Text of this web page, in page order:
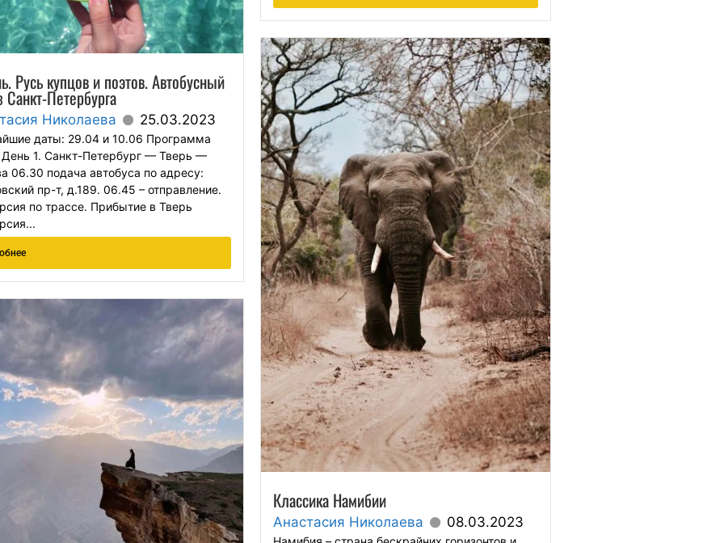
Русь купцов и поэтов. Автобусный
Санкт-Петербурга
Николаева 25.03.2023
даты: 29.04 и 10.06 Программа
1. Санкт-Петербург — Тверь —
06.30 подача автобуса по адресу:
пр-т, д.189. 06.45 – отправление.
по трассе. Прибытие в Тверь
Классика Намибии
Анастасия Николаева 08.03.2023